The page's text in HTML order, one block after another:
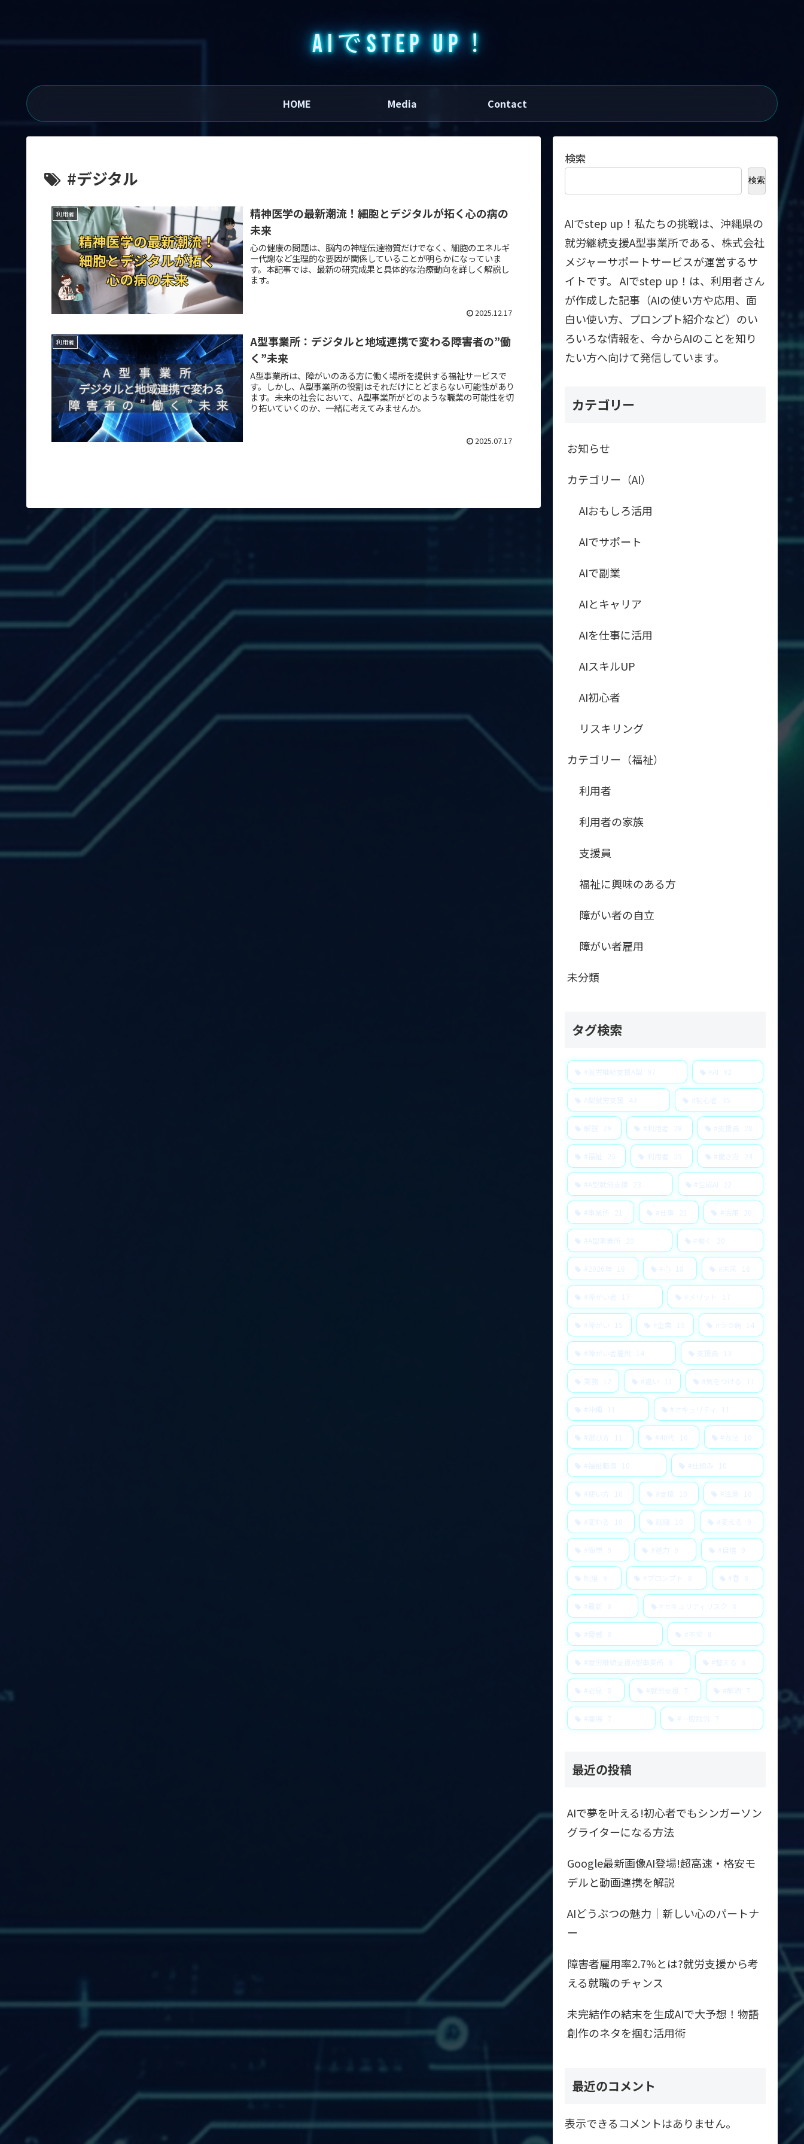
AIでSTEP UP！
HOME Media Contact
#デジタル
利用者
精神医学の最新潮流！細胞とデジタルが拓く心の病の
未来
心の健康の問題は、脳内の神経伝達物質だけでなく、細胞のエネルギ
ー代謝など生理的な要因が関係していることが明らかになっていま
す。本記事では、最新の研究成果と具体的な治療動向を詳しく解説し
ます。
2025.12.17
利用者
A型事業所：デジタルと地域連携で変わる障害者の”働
く”未来
A型事業所は、障がいのある方に働く場所を提供する福祉サービスで
す。しかし、A型事業所の役割はそれだけにとどまらない可能性があり
ます。未来の社会において、A型事業所がどのような職業の可能性を切
り拓いていくのか、一緒に考えてみませんか。
2025.07.17
検索
検索
AIでstep up！私たちの挑戦は、沖縄県の
就労継続支援A型事業所である、株式会社
メジャーサポートサービスが運営するサ
イトです。 AIでstep up！は、利用者さん
が作成した記事（AIの使い方や応用、面
白い使い方、プロンプト紹介など）のい
ろいろな情報を、今からAIのことを知り
たい方へ向けて発信しています。
カテゴリー
お知らせ
カテゴリー（AI）
AIおもしろ活用
AIでサポート
AIで副業
AIとキャリア
AIを仕事に活用
AIスキルUP
AI初心者
リスキリング
カテゴリー（福祉）
利用者
利用者の家族
支援員
福祉に興味のある方
障がい者の自立
障がい者雇用
未分類
タグ検索
#就労継続支援A型 97 #AI 92
A型就労支援 43 #初心者 35
解説 29 #利用者 28 #支援員 28
#福祉 25 利用者 25 #働き方 24
#A型就労支援 23 #生成AI 22
#事業所 21 #仕事 21 #活用 20
#A型事業所 20 #働く 20
#2026年 18 #心 18 #未来 18
#障がい者 17 #メリット 17
#障がい 15 #企業 15 #うつ病 14
#障がい者雇用 14 支援員 13
業務 12 #違い 11 #気をつける 11
#沖縄 11 #セキュリティ 11
#選び方 11 #40代 10 #方法 10
#福祉職員 10 #仕組み 10
#使い方 10 #支援 10 #注意 10
#変わる 10 就職 10 #変える 9
#簡単 9 #魅力 9 #自信 9
制度 9 #プロンプト 8 #春 8
#最新 8 #セキュリティリスク 8
#脅威 8 #不安 8
#就労継続支援A型事業所 8 #整える 8
#必見 8 #就労支援 7 #解消 7
#職場 7 #一般就労 7
最近の投稿
AIで夢を叶える!初心者でもシンガーソン
グライターになる方法
Google最新画像AI登場!超高速・格安モ
デルと動画連携を解説
AIどうぶつの魅力｜新しい心のパートナ
ー
障害者雇用率2.7%とは?就労支援から考
える就職のチャンス
未完結作の結末を生成AIで大予想！物語
創作のネタを掴む活用術
最近のコメント
表示できるコメントはありません。